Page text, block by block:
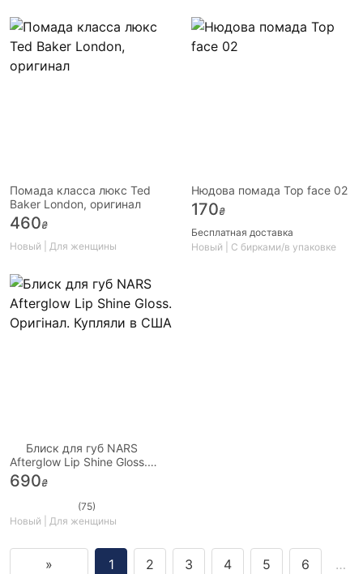
Помада класса люкс Ted
Baker London, оригинал
460₴
Новый | Для женщины
Нюдова помада Top face 02
170₴
Бесплатная доставка
Новый | С бирками/в упаковке
Блиск для губ NARS
Afterglow Lip Shine Gloss.
Оригінал. Купляли в США
690₴
(75)
Новый | Для женщины
» 1 2 3 4 5 6 …